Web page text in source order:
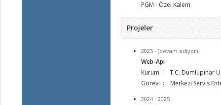
PGM - Özel Kalem
Projeler
2025 - (devam ediyor)
Web-Api
Kurum : T.C. Dumlupınar
Görevi : Merkezi Servis
2024 - 2025